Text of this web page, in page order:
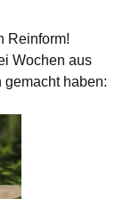
Reinform!
Wochen aus
gemacht haben: